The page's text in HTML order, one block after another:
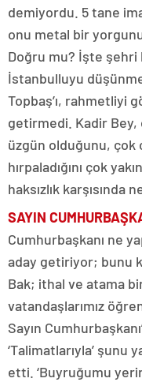
demiyordu. 5 tane
onu metal bir
Doğru mu? İşte
İstanbulluyu
Topbaş’ı, rahmetliyi
getirmedi. Kadir Bey,
üzgün olduğunu, çok
hırpaladığını çok
haksızlık karşısında
SAYIN
Cumhurbaşkanı ne
aday getiriyor; bunu
Bak; ithal ve atama
vatandaşlarımız
Sayın
‘Talimatlarıyla’ şunu
etti. ‘Buyruğumu